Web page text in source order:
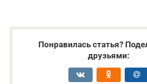
Понравилась статья?
друзьями: